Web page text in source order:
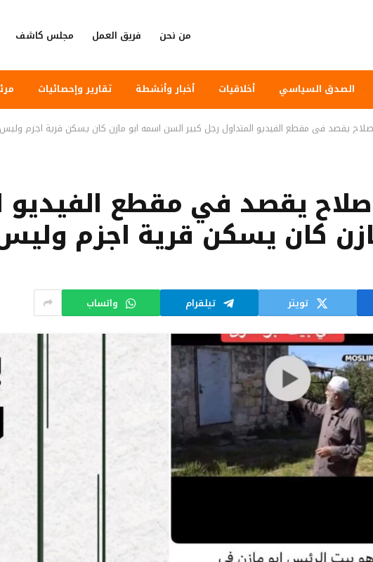
من نحن فريق العمل مجلس كاشف
الصدق السياسي أخلاقيات أخبار وأنشطة تقارير وإحصائيات
صلاح يقصد في مقطع الفيديو المتداول رجل كبير السن اسمه ابو مازن كان يسكن قرية اجزم وليس
صلاح يقصد في مقطع الفيديو
كان يسكن قرية اجزم
تويتر تيلقرام واتساب